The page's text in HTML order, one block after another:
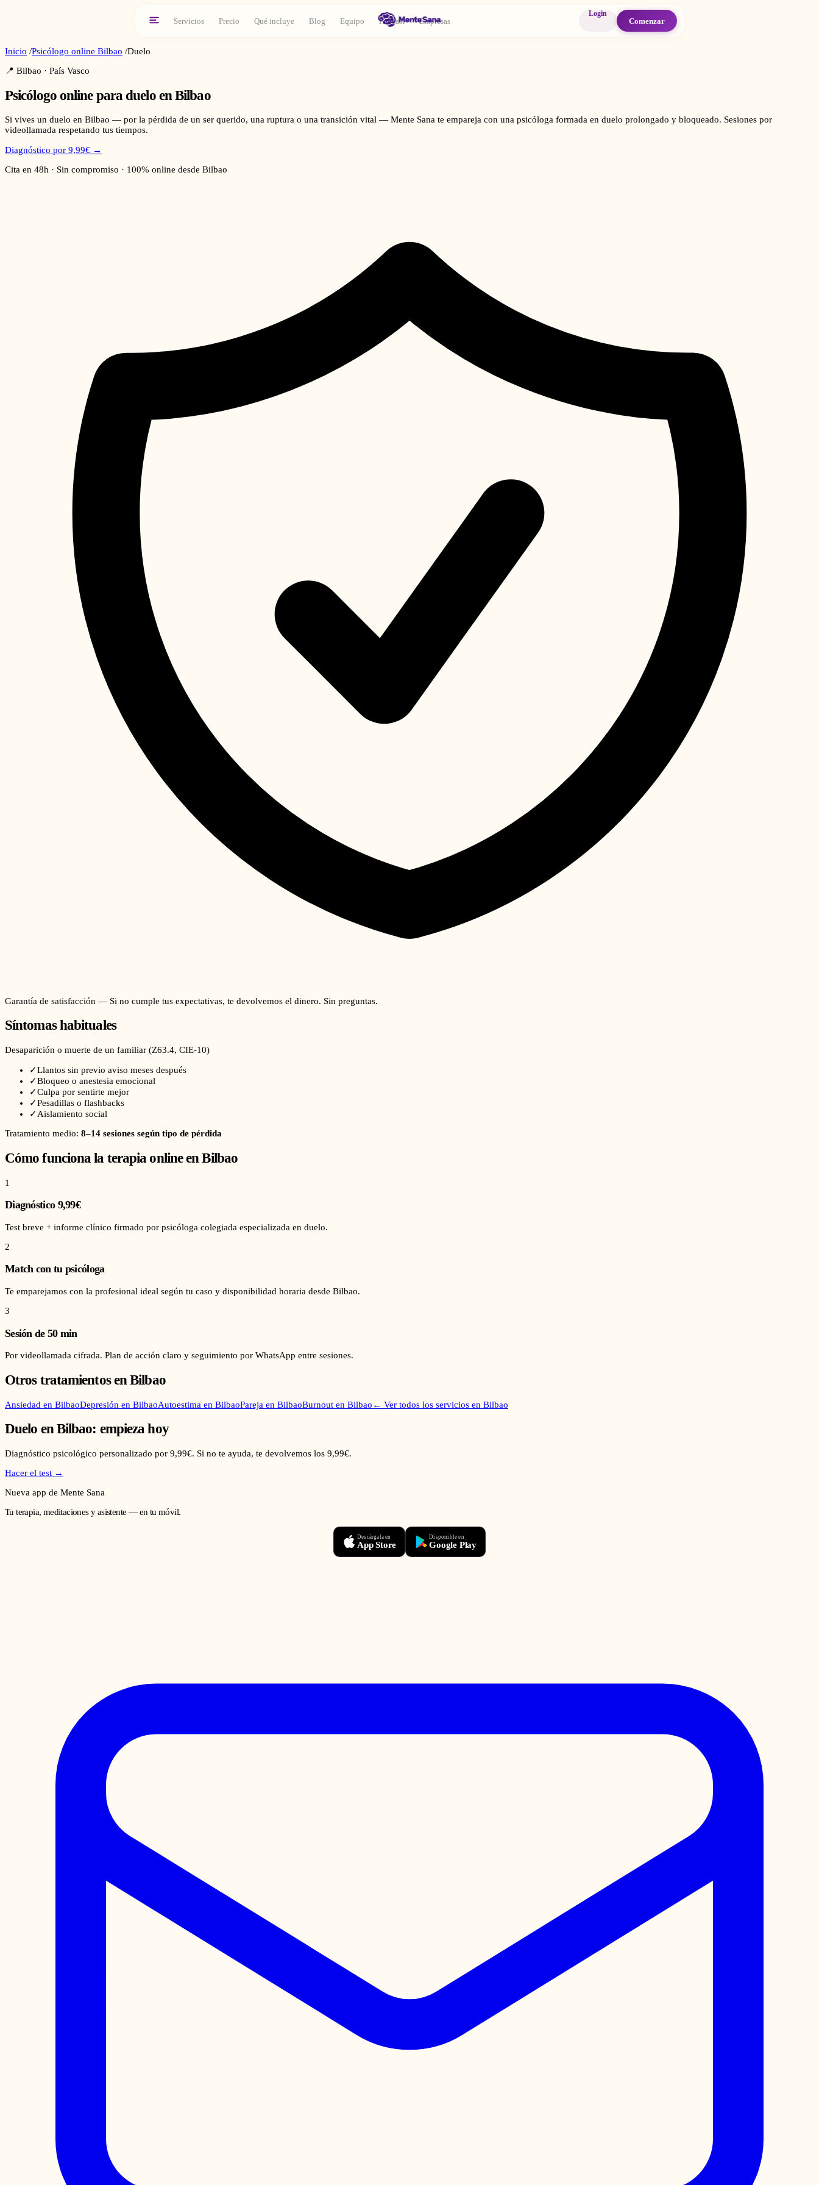
Servicios Precio Qué incluye Blog Equipo Podcast Empresas
Login
Comenzar
Inicio /Psicólogo online Bilbao /Duelo
📍 Bilbao · País Vasco
Psicólogo online para dueloenBilbao
Si vives un duelo en Bilbao — por la pérdida de un ser querido, una ruptura o una transición vital — Mente Sana te empareja con una psicóloga formada en duelo prolongado y bloqueado. Sesiones por
videollamada respetando tus tiempos.
Diagnóstico por 9,99€ →
Cita en 48h · Sin compromiso · 100% online desde Bilbao
Garantía de satisfacción — Si no cumple tus expectativas, te devolvemos el dinero. Sin preguntas.
Síntomas habituales
Desaparición o muerte de un familiar (Z63.4, CIE-10)
✓Llantos sin previo aviso meses después
✓Bloqueo o anestesia emocional
✓Culpa por sentirte mejor
✓Pesadillas o flashbacks
✓ Aislamiento social
Tratamiento medio: 8–14 sesiones según tipo de pérdida
Cómo funciona la terapia online enBilbao
1
Diagnóstico 9,99€
Test breve + informe clínico firmado por psicóloga colegiada especializada en duelo.
2
Match con tu psicóloga
Te emparejamos con la profesional ideal según tu caso y disponibilidad horaria desde Bilbao.
3
Sesión de 50 min
Por videollamada cifrada. Plan de acción claro y seguimiento por WhatsApp entre sesiones.
Otros tratamientos enBilbao
Ansiedad en BilbaoDepresión en BilbaoAutoestima en BilbaoPareja en BilbaoBurnout en Bilbao ← Ver todos los servicios en Bilbao
Duelo enBilbao: empieza hoy
Diagnóstico psicológico personalizado por 9,99€. Si no te ayuda, te devolvemos los 9,99€.
Hacer el test →
Nueva app de Mente Sana
Tu terapia, meditaciones y asistente — en tu móvil.
Descárgala en
App Store
Disponible en
Google Play